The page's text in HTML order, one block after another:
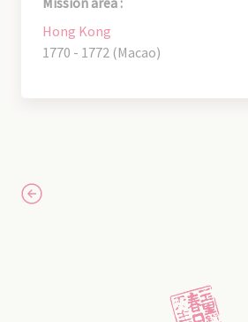
Hong Kong
1770 - 1772 (Macao)